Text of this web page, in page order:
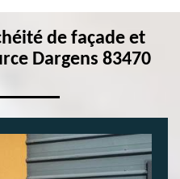
de façade et
Dargens 83470